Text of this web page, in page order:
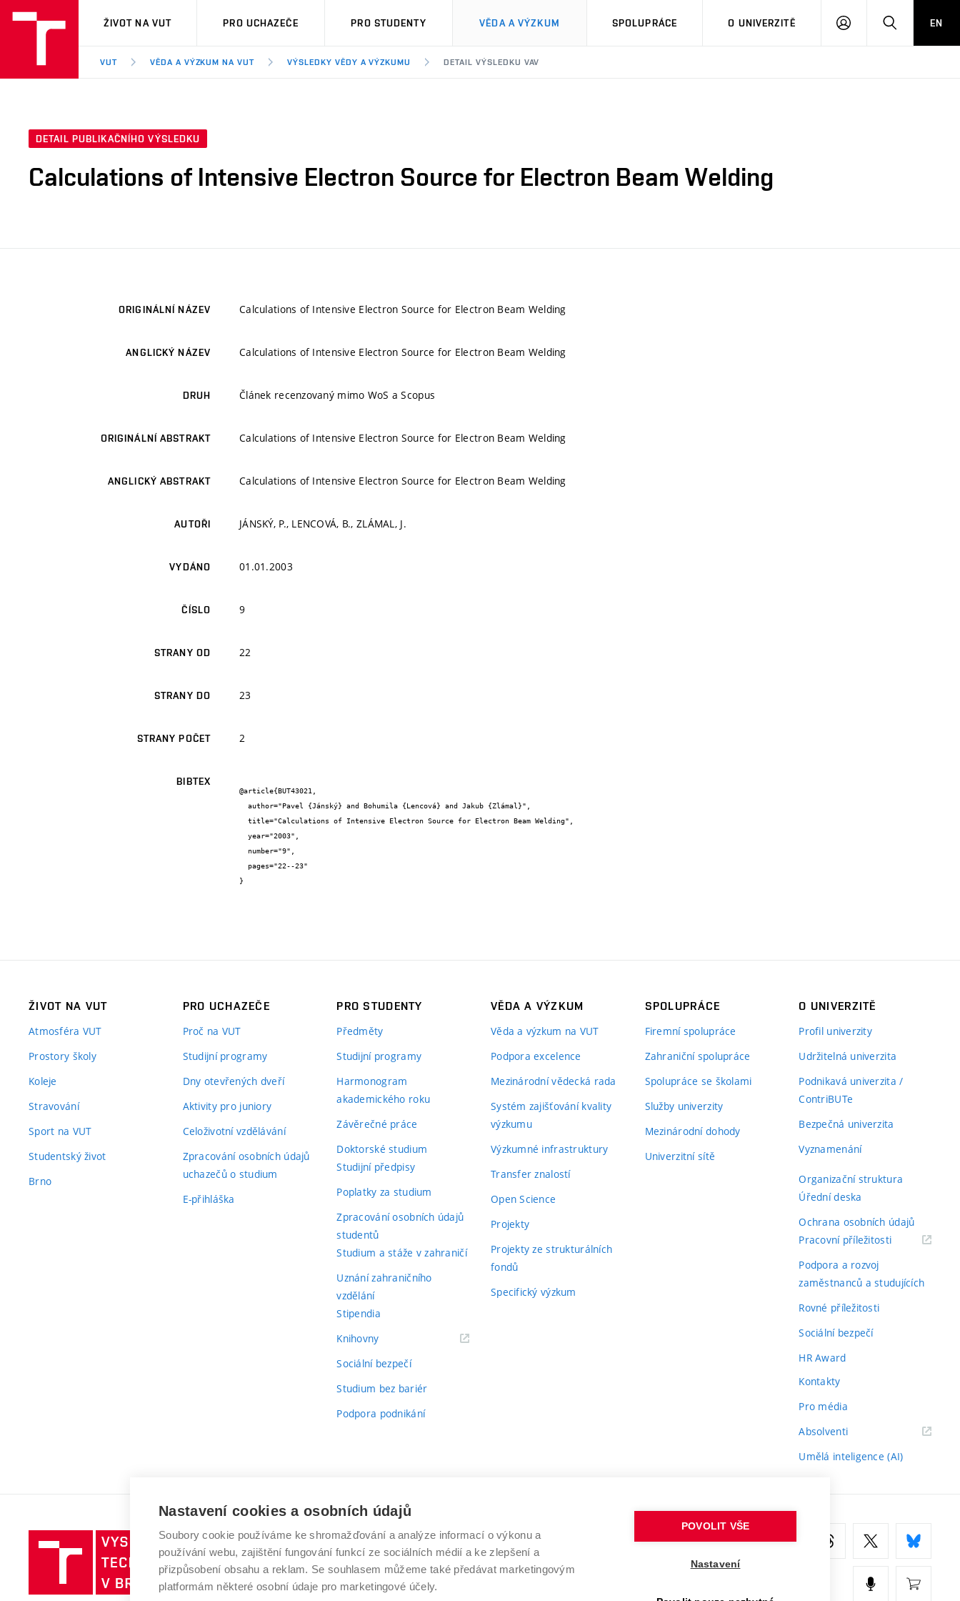
VUT
ŽIVOT NA VUT PRO UCHAZEČE PRO STUDENTY VĚDA A VÝZKUM SPOLUPRÁCE O UNIVERZITĚ
PŘIHLÁSIT HLEDATEN
VUT VĚDA A VÝZKUM NA VUT VÝSLEDKY VĚDY A VÝZKUMU DETAIL VÝSLEDKU VAV
DETAIL PUBLIKAČNÍHO VÝSLEDKU
Calculations of Intensive Electron Source for Electron Beam Welding
ORIGINÁLNÍ NÁZEV Calculations of Intensive Electron Source for Electron Beam Welding
ANGLICKÝ NÁZEV Calculations of Intensive Electron Source for Electron Beam Welding
DRUH Článek recenzovaný mimo WoS a Scopus
ORIGINÁLNÍ ABSTRAKT Calculations of Intensive Electron Source for Electron Beam Welding
ANGLICKÝ ABSTRAKT Calculations of Intensive Electron Source for Electron Beam Welding
AUTOŘI JÁNSKÝ, P., LENCOVÁ, B., ZLÁMAL, J.
VYDÁNO 01.01.2003
ČÍSLO 9
STRANY OD 22
STRANY DO 23
STRANY POČET 2
BIBTEX
@article{BUT43021,
}
ŽIVOT NA VUT
Atmosféra VUT
Prostory školy
Koleje
Stravování
Sport na VUT
Studentský život
Brno
PRO UCHAZEČE
Proč na VUT
Studijní programy
Dny otevřených dveří
Aktivity pro juniory
Celoživotní vzdělávání
Zpracování osobních údajů
uchazečů o studium
E-přihláška
PRO STUDENTY
Předměty
Studijní programy
Harmonogram
akademického roku
Závěrečné práce
Doktorské studium
Studijní předpisy
Poplatky za studium
Zpracování osobních údajů
studentů
Studium a stáže v zahraničí
Uznání zahraničního
vzdělání
Stipendia
Knihovny(externí
Sociální bezpečí
Studium bez bariér
Podpora podnikání
VĚDA A VÝZKUM
Věda a výzkum na VUT
Podpora excelence
Mezinárodní vědecká rada
Systém zajišťování kvality
výzkumu
Výzkumné infrastruktury
Transfer znalostí
Open Science
Projekty
Projekty ze strukturálních
fondů
Specifický výzkum
SPOLUPRÁCE
Firemní spolupráce
Zahraniční spolupráce
Spolupráce se školami
Služby univerzity
Mezinárodní dohody
Univerzitní sítě
O UNIVERZITĚ
Profil univerzity
Udržitelná univerzita
Podnikavá univerzita /
ContriBUTe
Bezpečná univerzita
Vyznamenání
Organizační struktura
Úřední deska
Ochrana osobních údajů
Pracovní příležitosti(externí
Podpora a rozvoj
zaměstnanců a studujících
Rovné příležitosti
Sociální bezpečí
HR Award
Kontakty
Pro média
Absolventi(externí
Umělá inteligence (AI)
Vysoké
učení
technické
v
VYSOKÉ UČENÍ TECHNICKÉ V BRNĚ
Antonínská 548/1
602 00 Brno
www.vut.cz
Nastavení cookies a osobních údajů
Soubory cookie používáme ke shromažďování a analýze informací o výkonu a
používání webu, zajištění fungování funkcí ze sociálních médií a ke zlepšení a
přizpůsobení obsahu a reklam. Se souhlasem můžeme také předávat marketingovým
platformám některé osobní údaje pro marketingové účely.
POVOLIT VŠE
Nastavení